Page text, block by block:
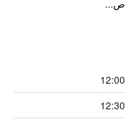
12:00
12:30